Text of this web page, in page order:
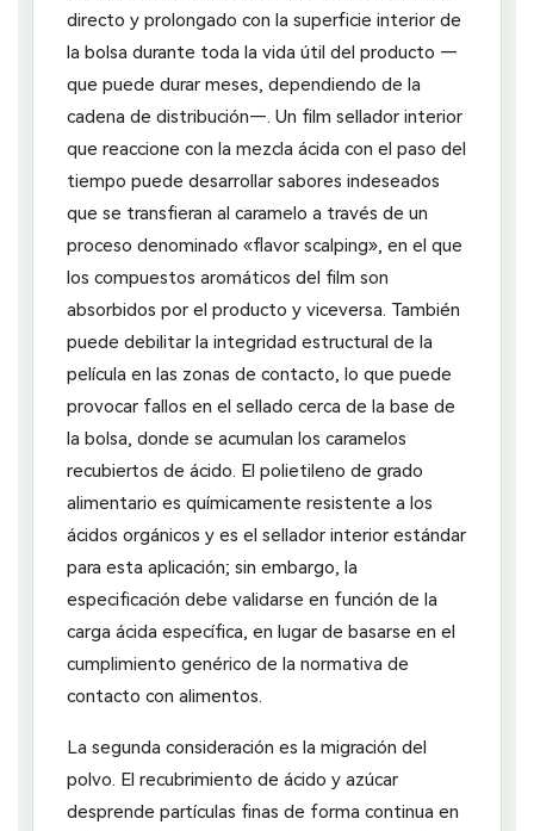
directo y prolongado con la superficie interior de
la bolsa durante toda la vida útil del producto —
que puede durar meses, dependiendo de la
cadena de distribución—. Un film sellador interior
que reaccione con la mezcla ácida con el paso del
tiempo puede desarrollar sabores indeseados
que se transfieran al caramelo a través de un
proceso denominado «flavor scalping», en el que
los compuestos aromáticos del film son
absorbidos por el producto y viceversa. También
puede debilitar la integridad estructural de la
película en las zonas de contacto, lo que puede
provocar fallos en el sellado cerca de la base de
la bolsa, donde se acumulan los caramelos
recubiertos de ácido. El polietileno de grado
alimentario es químicamente resistente a los
ácidos orgánicos y es el sellador interior estándar
para esta aplicación; sin embargo, la
especificación debe validarse en función de la
carga ácida específica, en lugar de basarse en el
cumplimiento genérico de la normativa de
contacto con alimentos.
La segunda consideración es la migración del
polvo. El recubrimiento de ácido y azúcar
desprende partículas finas de forma continua en